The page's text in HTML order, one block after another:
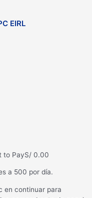
EIRL
to PayS/ 0.00
a 500 por día.
en continuar para